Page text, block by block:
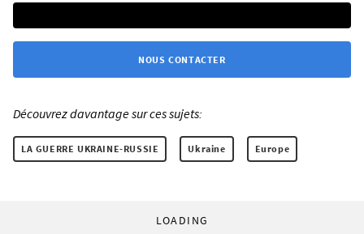
NOUS CONTACTER
Découvrez davantage sur ces sujets:
LA GUERRE UKRAINE-RUSSIE Ukraine Europe
LOADING